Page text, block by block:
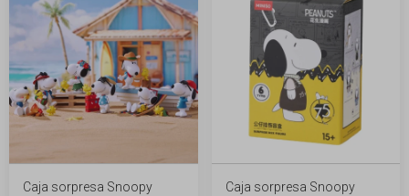
Caja sorpresa Snoopy
Caja sorpresa Snoopy